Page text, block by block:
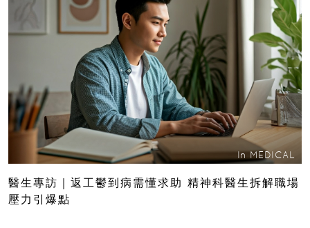
In MEDICAL
醫生專訪｜返工鬱到病需懂求助 精神科醫生拆解職場
壓力引爆點